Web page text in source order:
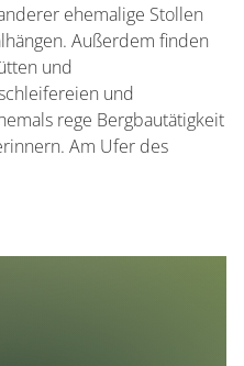
ehemalige Stollen
Außerdem finden
und
und
rege Bergbautätigkeit
Am Ufer des